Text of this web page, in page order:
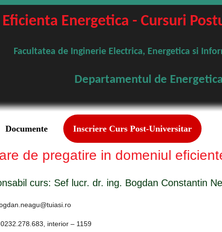
Eficienta Energetica - Cursuri
Facultatea de Inginerie Electrica, Energetica si
Departamentul de Energetica
Documente Inscriere Curs Post-Universitar
de pregatire in domeniul
curs: Sef lucr. dr. ing. Bogdan Constantin
interior – 1159